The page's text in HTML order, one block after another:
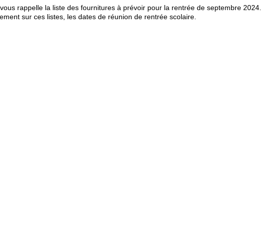
rappelle la liste des fournitures à prévoir pour la rentrée de septembre 2024.
sur ces listes, les dates de réunion de rentrée scolaire.